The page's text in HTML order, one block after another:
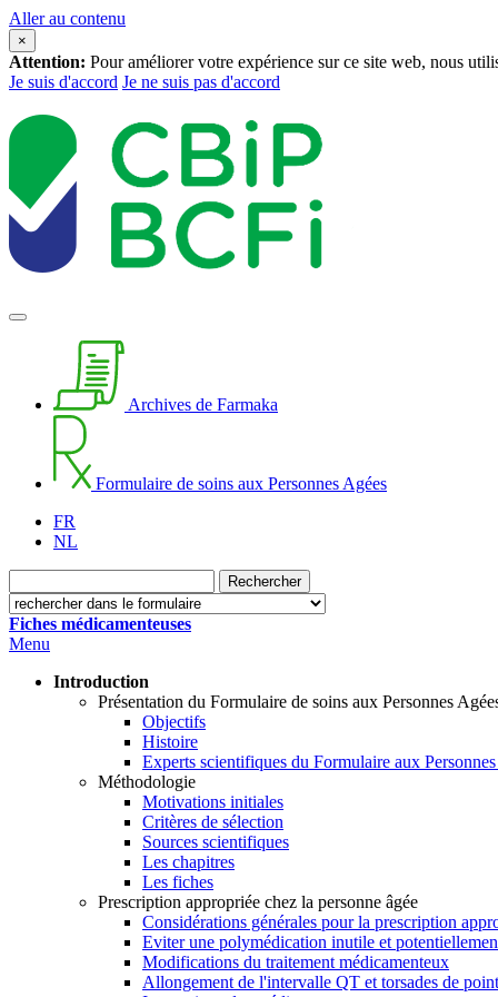
Aller au contenu
×
Attention: Pour améliorer votre expérience sur ce site web, nous
Je suis d'accord Je ne suis pas d'accord
Archives de Farmaka
Formulaire de soins aux Personnes Agées
FR
NL
Fiches médicamenteuses
Menu
Introduction
Présentation du Formulaire de soins aux Personnes
Objectifs
Histoire
Experts scientifiques du Formulaire aux
Méthodologie
Motivations initiales
Critères de sélection
Sources scientifiques
Les chapitres
Les fiches
Prescription appropriée chez la personne âgée
Considérations générales pour la prescription
Eviter une polymédication inutile et
Modifications du traitement médicamenteux
Allongement de l'intervalle QT et torsades de